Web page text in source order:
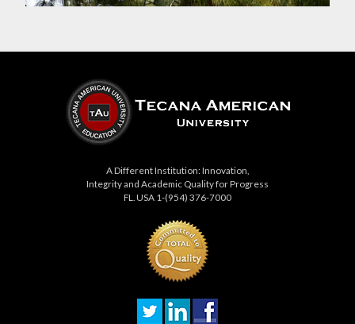
A Different Institution: Innovation,
Integrity and Academic Quality for Progress
FL. USA 1-(954) 376-7000